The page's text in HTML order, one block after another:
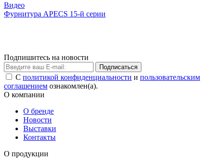
Видео
Фурнитура APECS 15-й серии
Подпишитесь на новости
Подписаться
С политикой конфиденциальности и пользовательским
соглашением ознакомлен(а).
О компании
О бренде
Новости
Выставки
Контакты
О продукции